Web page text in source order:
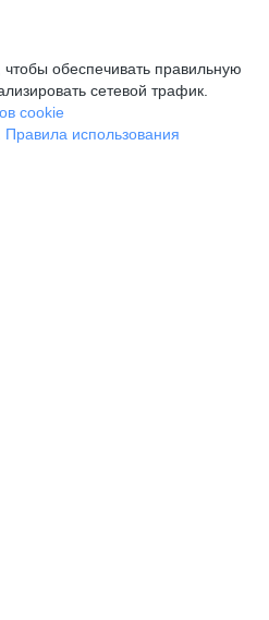
обеспечивать правильную
сетевой трафик.
cookie
Правила использования